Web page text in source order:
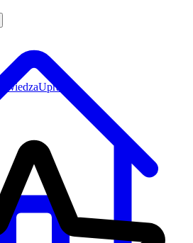
WiedzaUprawa